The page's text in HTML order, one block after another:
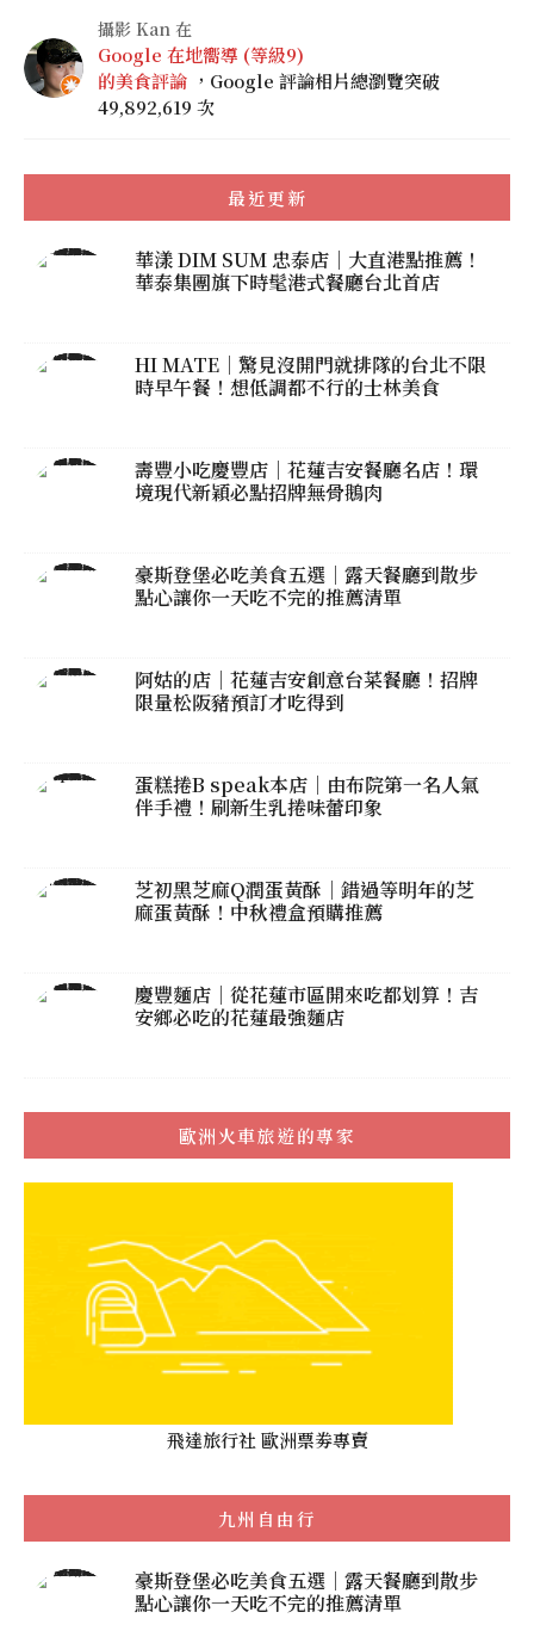
攝影 Kan 在
Google 在地嚮導 (等級9)
的美食評論 ，Google 評論相片總瀏覽突破
49,892,619 次
最近更新
華漾 DIM SUM 忠泰店｜大直港點推薦！
華泰集團旗下時髦港式餐廳台北首店
HI MATE｜驚見沒開門就排隊的台北不限
時早午餐！想低調都不行的士林美食
壽豐小吃慶豐店｜花蓮吉安餐廳名店！環
境現代新穎必點招牌無骨鵝肉
豪斯登堡必吃美食五選｜露天餐廳到散步
點心讓你一天吃不完的推薦清單
阿姑的店｜花蓮吉安創意台菜餐廳！招牌
限量松阪豬預訂才吃得到
蛋糕捲B speak本店｜由布院第一名人氣
伴手禮！刷新生乳捲味蕾印象
芝初黑芝麻Q潤蛋黃酥｜錯過等明年的芝
麻蛋黃酥！中秋禮盒預購推薦
慶豐麵店｜從花蓮市區開來吃都划算！吉
安鄉必吃的花蓮最強麵店
歐洲火車旅遊的專家
飛達旅行社 歐洲票劵專賣
九州自由行
豪斯登堡必吃美食五選｜露天餐廳到散步
點心讓你一天吃不完的推薦清單